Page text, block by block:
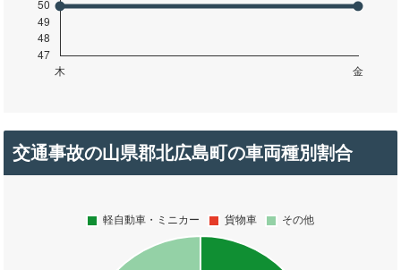
交通事故の山県郡北広島町の車両種別割合